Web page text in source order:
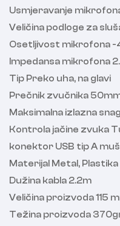
Usmjeravanje
Veličina podloge za
Osetljivost mikrofona -
Impedansa mikrofona
Tip Preko uha, na glavi
Prečnik zvučnika
Maksimalna izlazna
Kontrola jačine zvuka
konektor USB tip A
Materijal Metal, Plastika
Dužina kabla 2.2m
Veličina proizvoda 115
Težina proizvoda